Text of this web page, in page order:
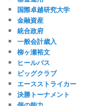
国際卓越研究大学
金融資産
統合政府
一般会計歳入
柳ヶ瀬裕文
ヒールパス
ビッグクラブ
エースストライカー
決勝トーナメント